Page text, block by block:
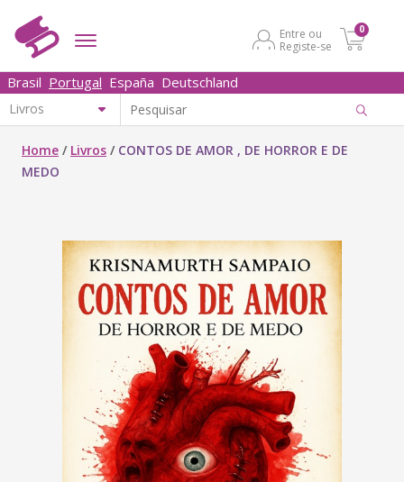
Entre ou
Registe-se
0
Brasil Portugal España Deutschland
Home / Livros / CONTOS DE AMOR , DE HORROR E DE
MEDO